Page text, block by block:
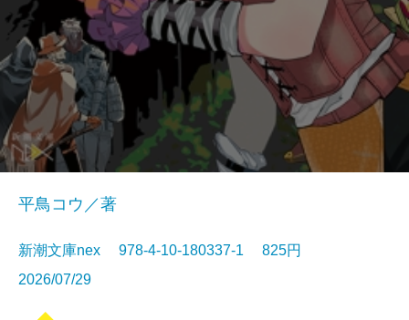
平鳥コウ／著
新潮文庫nex 978-4-10-180337-1 825円
2026/07/29